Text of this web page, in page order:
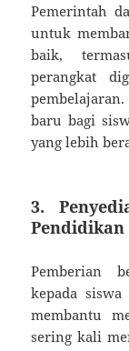
Pemerintah
untuk
baik,
perangkat
baru bagi
yang lebih
3.
Pendidikan
Pemberian
kepada
membantu
sering kali